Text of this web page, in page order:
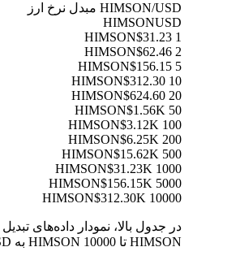
HIMSON/USD مبدل نرخ ارز
HIMSONUSD
1 HIMSON
$31.23
2 HIMSON
$62.46
5 HIMSON
$156.15
10 HIMSON
$312.30
20 HIMSON
$624.60
50 HIMSON
$1.56K
100 HIMSON
$3.12K
200 HIMSON
$6.25K
500 HIMSON
$15.62K
1000 HIMSON
$31.23K
5000 HIMSON
$156.15K
10000 HIMSON
$312.30K
HIMSON تا 10000 HIMSON به USD را پوشش می‌دهد و به شما امکان می‌دهد ارزش هر تبدیل را به وضوح درک کنید.